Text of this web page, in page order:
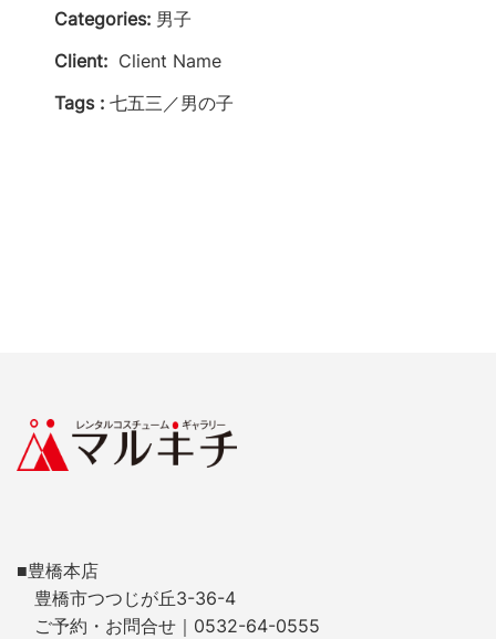
Categories: 男子
Client: Client Name
Tags : 七五三／男の子
■豊橋本店
豊橋市つつじが丘3-36-4
ご予約・お問合せ｜0532-64-0555